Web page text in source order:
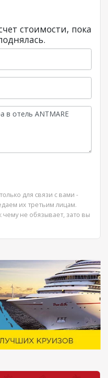
стоимости, пока
для связи с вами -
их третьим лицам.
чему не обязывает, зато вы